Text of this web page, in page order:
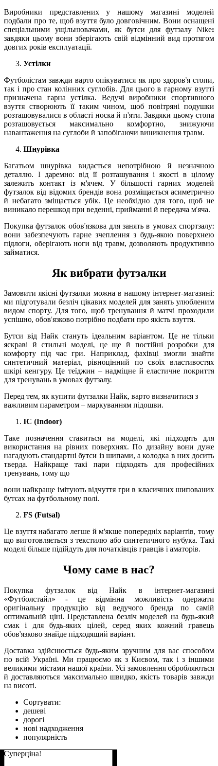
Виробники представлених у нашому магазині моделей
подбали про те, щоб взуття було довговічним. Вони оснащені
спеціальними ущільнювачами, як бутси для футзалу Nike:
завдяки цьому вони зберігають свій відмінний вид протягом
довгих років експлуатації.
Устілки
Футболістам завжди варто опікуватися як про здоров'я стопи,
так і про стан колінних суглобів. Для цього в гарному взутті
призначена гарна устілка. Ведучі виробники спортивного
взуття створюють її таким чином, щоб повітряні подушки
розташовувалися в області носка й п'яти. Завдяки цьому стопа
розташовується максимально комфортно, знижуючи
навантаження на суглоби й запобігаючи виникнення травм.
Шнурівка
Багатьом шнурівка видасться непотрібною й незначною
деталлю. І даремно: від її розташування і якості в цілому
залежить контакт із м'ячем. У більшості гарних моделей
футзалок від відомих брендів вона розміщається асиметрично
й небагато зміщається убік. Це необхідно для того, щоб не
виникало перешкод при веденні, прийманні й передача м'яча.
Покупка футзалок обов'язкова для занять в умовах спортзалу:
вони забезпечують гарне зчеплення з будь-якою поверхнею
підлоги, оберігають ноги від травм, дозволяють продуктивно
займатися.
Як вибрати футзалки
Замовити якісні футзалки можна в нашому інтернет-магазині:
ми підготували безліч цікавих моделей для занять улюбленим
видом спорту. Для того, щоб тренування й матчі проходили
успішно, обов'язково потрібно подбати про якість взуття.
Бутси від Найк стануть ідеальним варіантом. Це не тільки
яскраві й стильні моделі, це ще й постійні розробки для
комфорту під час гри. Наприклад, фахівці змогли знайти
синтетичний матеріал, рівноцінний по своїх властивостях
шкірі кенгуру. Це теїджин – надміцне й еластичне покриття
для тренувань в умовах футзалу.
Перед тем, як купити футзалки Найк, варто визначитися з
важливим параметром – маркуванням підошви.
IC (Indoor)
Таке позначення ставиться на моделі, які підходять для
використання на рівних поверхнях. По дизайну вони дуже
нагадують стандартні бутси із шипами, а колодка в них досить
тверда. Найкраще такі пари підходять для професійних
тренувань, тому що
вони найкраще імітують відчуття гри в класичних шипованих
бутсах на футбольному полі.
FS (Futsal)
Це взуття набагато легше й м'якше попередніх варіантів, тому
що виготовляється з текстилю або синтетичного нубука. Такі
моделі більше підійдуть для початківців гравців і аматорів.
Чому саме в нас?
Покупка футзалок від Найк в інтернет-магазині
«Футболстайл» - це відмінна можливість одержати
оригінальну продукцію від ведучого бренда по самій
оптимальній ціні. Представлена безліч моделей на будь-який
смак і для будь-яких цілей, серед яких кожний гравець
обов'язково знайде підходящий варіант.
Доставка здійснюється будь-яким зручним для вас способом
по всій Україні. Ми працюємо як з Києвом, так і з іншими
великими містами нашої країни. Усі замовлення обробляються
й доставляються максимально швидко, якість товарів завжди
на висоті.
Сортувати:
дешеві
дорогі
нові надходження
популярність
Суперціна!